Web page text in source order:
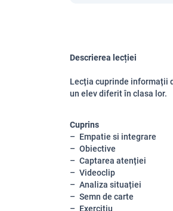
Descrierea lecției
Lecția cuprinde informații
un elev diferit în clasa lor.
Cuprins
Empatie si integrare
Obiective
Captarea atenției
Videoclip
Analiza situației
Semn de carte
Exercițiu